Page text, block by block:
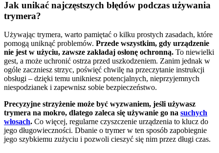
Jak unikać najczęstszych błędów podczas używania
trymera?
Używając trymera, warto pamiętać o kilku prostych zasadach, które
pomogą uniknąć problemów. Przede wszystkim, gdy urządzenie
nie jest w użyciu, zawsze zakładaj osłonę ochronną. To niewielki
gest, a może uchronić ostrza przed uszkodzeniem. Zanim jednak w
ogóle zaczniesz strzyc, poświęć chwilę na przeczytanie instrukcji
obsługi – dzięki temu unikniesz potencjalnych, nieprzyjemnych
niespodzianek i zapewnisz sobie bezpieczeństwo.
Precyzyjne strzyżenie może być wyzwaniem, jeśli używasz
trymera na mokro, dlatego zaleca się używanie go na suchych
włosach. Co więcej, regularne czyszczenie urządzenia to klucz do
jego długowieczności. Dbanie o trymer w ten sposób zapobiegnie
jego szybkiemu zużyciu i pozwoli cieszyć się nim przez długi czas.